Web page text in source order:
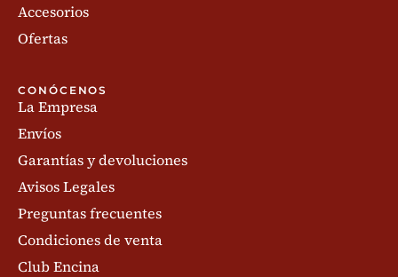
Accesorios
Ofertas
CONÓCENOS
La Empresa
Envíos
Garantías y devoluciones
Avisos Legales
Preguntas frecuentes
Condiciones de venta
Club Encina